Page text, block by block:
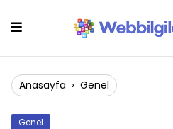
Anasayfa › Genel
Genel